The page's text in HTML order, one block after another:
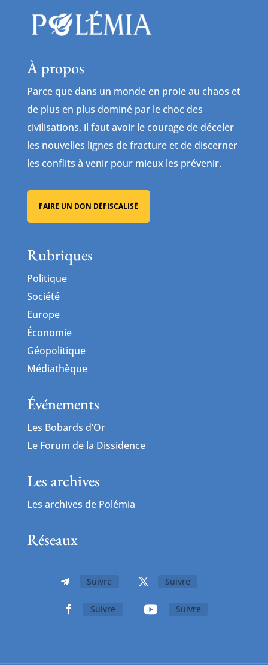
À propos
Parce que dans un monde en proie au chaos et
de plus en plus dominé par le choc des
civilisations, il faut avoir le courage de déceler
les nouvelles lignes de fracture et de discerner
les conflits à venir pour mieux les prévenir.
FAIRE UN DON DÉFISCALISÉ
Rubriques
Politique
Société
Europe
Économie
Géopolitique
Médiathèque
Événements
Les Bobards d’Or
Le Forum de la Dissidence
Les archives
Les archives de Polémia
Réseaux
Suivre Suivre
Suivre Suivre